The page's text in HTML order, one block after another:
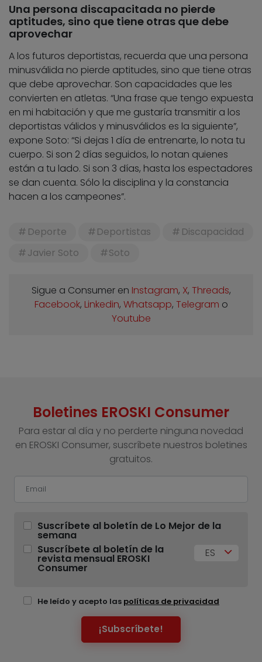
Una persona discapacitada no pierde
aptitudes, sino que tiene otras que debe
aprovechar
A los futuros deportistas, recuerda que una persona
minusválida no pierde aptitudes, sino que tiene otras
que debe aprovechar. Son capacidades que les
convierten en atletas. “Una frase que tengo expuesta
en mi habitación y que me gustaría transmitir a los
deportistas válidos y minusválidos es la siguiente”,
expone Soto: “Si dejas 1 día de entrenarte, lo nota tu
cuerpo. Si son 2 días seguidos, lo notan quienes
están a tu lado. Si son 3 días, hasta los espectadores
se dan cuenta. Sólo la disciplina y la constancia
hacen a los campeones”.
Deporte Deportistas
Discapacidad
Javier Soto
Soto
Sigue a Consumer en Instagram, X, Threads,
Facebook, Linkedin, Whatsapp, Telegram o
Youtube
Boletines EROSKI Consumer
Para estar al día y no perderte ninguna novedad
en EROSKI Consumer, suscríbete nuestros boletines
gratuitos.
Suscríbete al boletín de Lo Mejor de la
semana
Suscríbete al boletín de la
revista mensual EROSKI
Consumer
ES
He leído y acepto las políticas de privacidad
¡Subscríbete!